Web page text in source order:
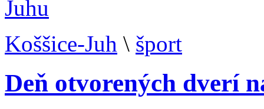
Koššice-Juh \ šport
Deň otvorených dverí